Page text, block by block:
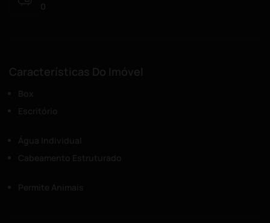
0
Características Do Imóvel